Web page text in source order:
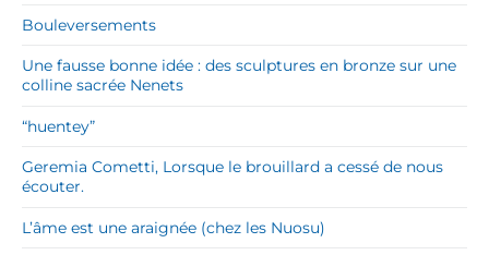
Bouleversements
Une fausse bonne idée : des sculptures en bronze sur une
colline sacrée Nenets
“huentey”
Geremia Cometti, Lorsque le brouillard a cessé de nous
écouter.
L’âme est une araignée (chez les Nuosu)